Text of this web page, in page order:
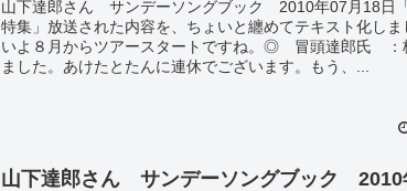
山下達郎さん サンデーソングブック 2010年07月18日
特集」放送された内容を、ちょいと纏めてテキスト化しま
いよ８月からツアースタートですね。◎ 冒頭達郎氏 ：
ました。あけたとたんに連休でございます。もう、...
山下達郎さん サンデーソングブック 2010